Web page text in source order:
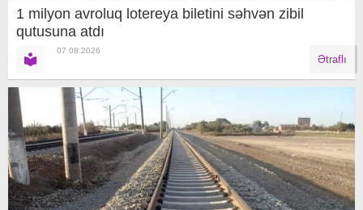
1 milyon avroluq lotereya biletini səhvən zibil
qutusuna atdı
07.08.2026
Ətraflı